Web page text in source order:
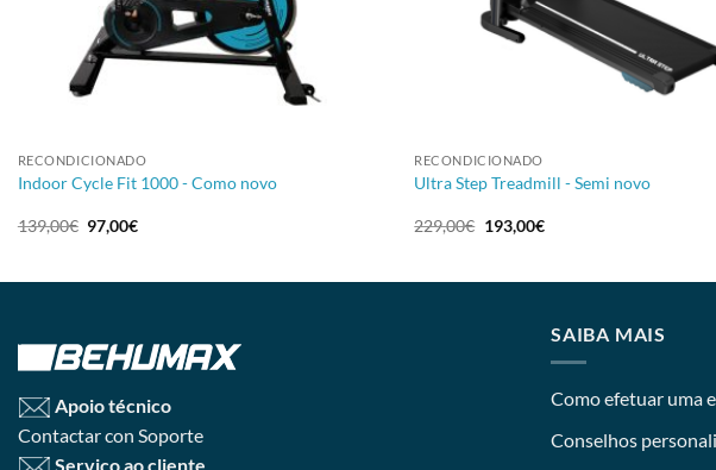
RECONDICIONADO
Indoor Cycle Fit 1000 - Como novo
139,00€ 97,00€
RECONDICIONADO
Ultra Step Treadmill - Semi novo
229,00€ 193,00€
Apoio técnico
Contactar con Soporte
Serviço ao cliente
SAIBA MAIS
Como efetuar uma
Conselhos